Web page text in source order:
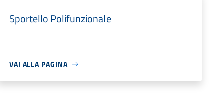
Sportello Polifunzionale
VAI ALLA PAGINA